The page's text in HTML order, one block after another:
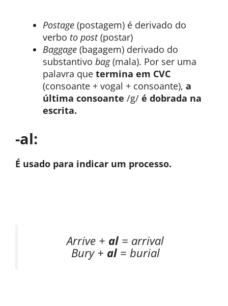
Postage (postagem) é derivado do
verbo to post(postar)
Baggage (bagagem) derivado do
substantivo bag(mala). Por ser uma
palavra que termina em CVC
(consoante + vogal + consoante), a
última consoante /g/ é dobrada na
escrita.
-al:
É usado para indicar um processo.
Arrive + al = arrival
Bury + al= burial